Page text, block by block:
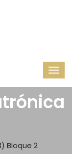
Bloque 2